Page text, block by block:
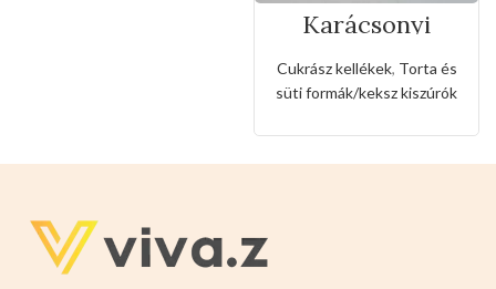
Karácsonyi
sütemény kiszúró
forma
Cukrász kellékek, Torta és
süti formák/keksz kiszúrók